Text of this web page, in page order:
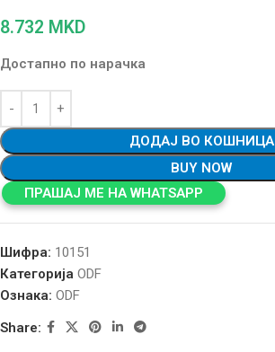
8.732 MKD
Достапно по нарачка
ДОДАЈ ВО КОШНИЦА
BUY NOW
ПРАШАЈ МЕ НА WHATSAPP
Шифра: 10151
Категорија ODF
Ознака: ODF
Share: